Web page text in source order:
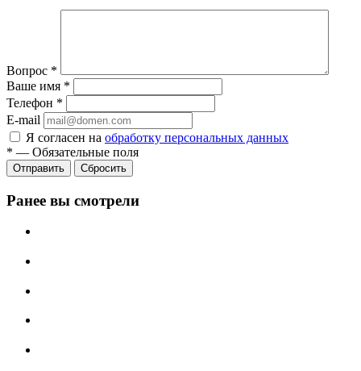
Вопрос *
Ваше имя *
Телефон *
E-mail
Я согласен на обработку персональных данных
* — Обязательные поля
Сбросить
Ранее вы смотрели